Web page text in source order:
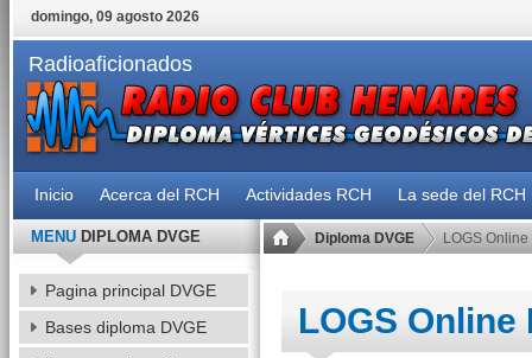
domingo, 09 agosto 2026
Radioaficionados
Inicio Acerca del RCH Actividades RCH La sede del RCH
Diploma DVGE LOGS Online
LOGS Online
MENUDIPLOMA DVGE
Pagina principal DVGE
Bases diploma DVGE